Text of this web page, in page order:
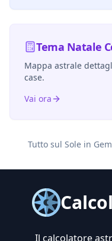
Tema Natale
Mappa astrale
case.
Vai ora
Tutto sul Sole in
Il calcolatore